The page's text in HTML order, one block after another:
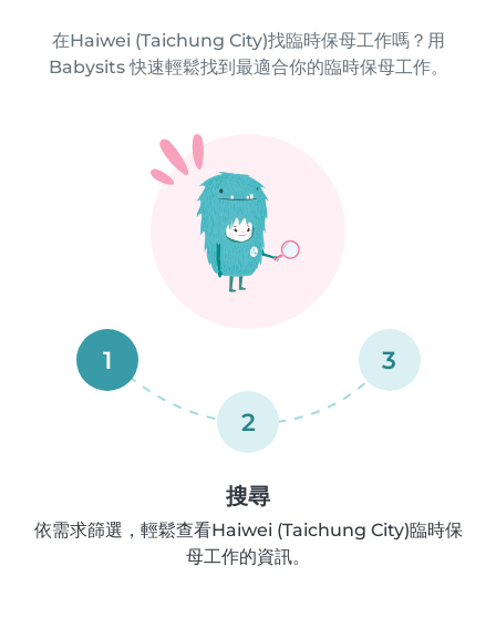
在Haiwei (Taichung City)找臨時保母工作嗎？用
Babysits 快速輕鬆找到最適合你的臨時保母工作。
1
2
3
搜尋
依需求篩選，輕鬆查看Haiwei (Taichung City)臨時保
母工作的資訊。